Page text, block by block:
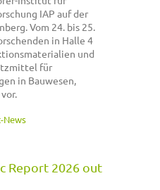
IAP auf der
Vom 24. bis 25.
in Halle 4
und
für
in Bauwesen,
News
Report 2026 out